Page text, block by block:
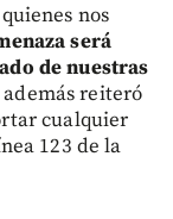
nos
será
de nuestras
reiteró
cualquier
123 de la